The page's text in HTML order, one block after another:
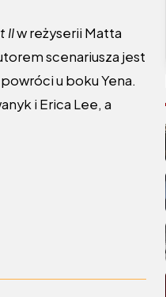
IIw reżyserii Matta
scenariusza jest
u boku Yena.
i Erica Lee, a